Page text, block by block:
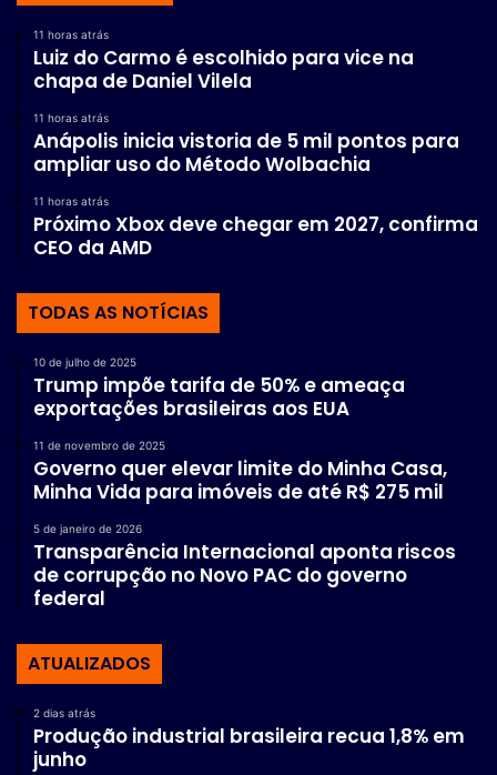
11 horas atrás
Luiz do Carmo é escolhido para vice na
chapa de Daniel Vilela
11 horas atrás
Anápolis inicia vistoria de 5 mil pontos para
ampliar uso do Método Wolbachia
11 horas atrás
Próximo Xbox deve chegar em 2027, confirma
CEO da AMD
TODAS AS NOTÍCIAS
10 de julho de 2025
Trump impõe tarifa de 50% e ameaça
exportações brasileiras aos EUA
11 de novembro de 2025
Governo quer elevar limite do Minha Casa,
Minha Vida para imóveis de até R$ 275 mil
5 de janeiro de 2026
Transparência Internacional aponta riscos
de corrupção no Novo PAC do governo
federal
ATUALIZADOS
2 dias atrás
Produção industrial brasileira recua 1,8% em
junho